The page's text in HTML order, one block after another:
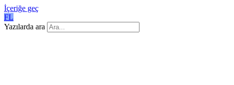
İçeriğe geç
FL
Yazılarda ara